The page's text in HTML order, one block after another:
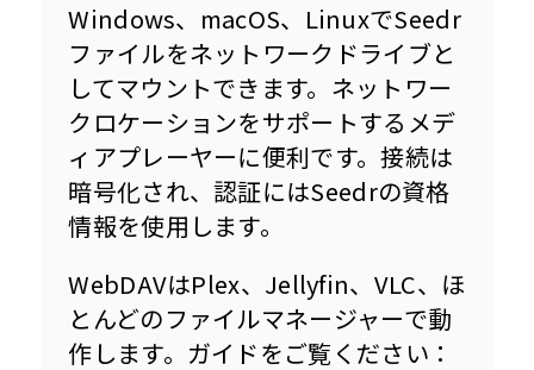
Windows、macOS、LinuxでSeedr
ファイルをネットワークドライブと
してマウントできます。ネットワー
クロケーションをサポートするメデ
ィアプレーヤーに便利です。接続は
暗号化され、認証にはSeedrの資格
情報を使用します。
WebDAVはPlex、Jellyfin、VLC、ほ
とんどのファイルマネージャーで動
作します。ガイドをご覧ください：